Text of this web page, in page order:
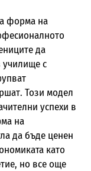
форма на
да
училище с
Този модел
успехи в
на
да бъде ценен
като
но все още